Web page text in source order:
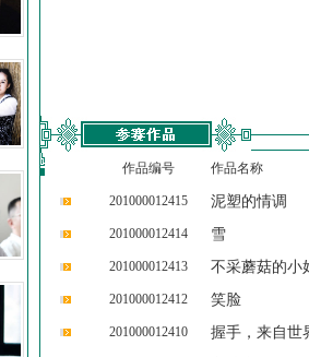
作品编号 作品名称
201000012415 泥塑的情调
201000012414 雪
201000012413 不采蘑菇的小
201000012412 笑脸
201000012410 握手，来自世